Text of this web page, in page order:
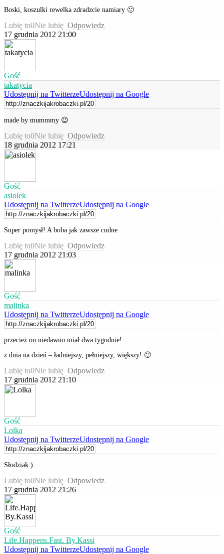
Boski, koszulki rewelka zdradzcie namiary 🙂
Lubię to0Nie lubię Odpowiedz
17 grudnia 2012 21:00
Gość
takatycia
Udostępnij na TwitterzeUdostępnij na Google
made by mummmy 😉
Lubię to0Nie lubię Odpowiedz
18 grudnia 2012 17:21
Gość
asiolek
Udostępnij na TwitterzeUdostępnij na Google
Super pomysł! A boba jak zawsze cudne
Lubię to0Nie lubię Odpowiedz
17 grudnia 2012 21:03
Gość
malinka
Udostępnij na TwitterzeUdostępnij na Google
przecież on niedawno miał dwa tygodnie!
z dnia na dzień – ładniejszy, pełniejszy, większy! 🙂
Lubię to0Nie lubię Odpowiedz
17 grudnia 2012 21:10
Gość
Lolka
Udostępnij na TwitterzeUdostępnij na Google
Słodziak:)
Lubię to0Nie lubię Odpowiedz
17 grudnia 2012 21:26
Gość
Life.Happens.Fast. By.Kassi
Udostępnij na TwitterzeUdostępnij na Google